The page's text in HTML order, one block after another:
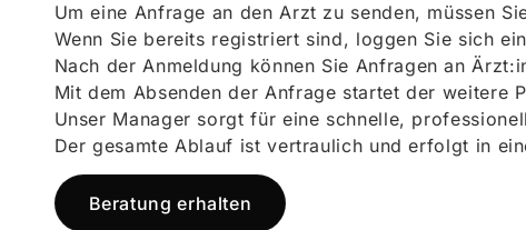
Um eine Anfrage an den Arzt zu senden, müssen
Wenn Sie bereits registriert sind, loggen Sie sich
Nach der Anmeldung können Sie Anfragen an
Mit dem Absenden der Anfrage startet der weitere
Unser Manager sorgt für eine schnelle,
Der gesamte Ablauf ist vertraulich und erfolgt in
Beratung erhalten